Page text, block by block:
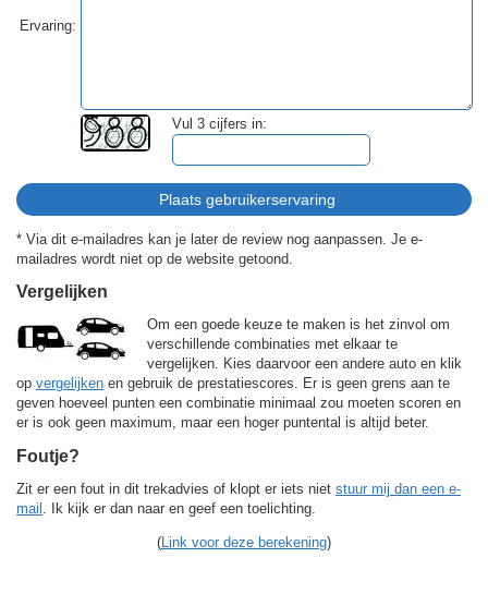
Ervaring:
Vul 3 cijfers in:
* Via dit e-mailadres kan je later de review nog aanpassen. Je e-
mailadres wordt niet op de website getoond.
Vergelijken
Om een goede keuze te maken is het zinvol om
verschillende combinaties met elkaar te
vergelijken. Kies daarvoor een andere auto en klik
op vergelijken en gebruik de prestatiescores. Er is geen grens aan te
geven hoeveel punten een combinatie minimaal zou moeten scoren en
er is ook geen maximum, maar een hoger puntental is altijd beter.
Foutje?
Zit er een fout in dit trekadvies of klopt er iets niet stuur mij dan een e-
mail
. Ik kijk er dan naar en geef een toelichting.
( Link voor deze berekening)